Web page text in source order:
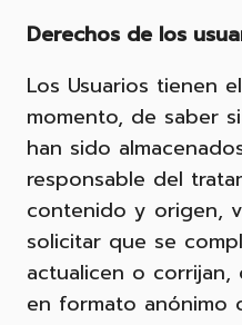
Derechos de los
Los Usuarios tienen
momento, de saber
han sido
responsable del
contenido y origen,
solicitar que se
actualicen o
en formato anónimo